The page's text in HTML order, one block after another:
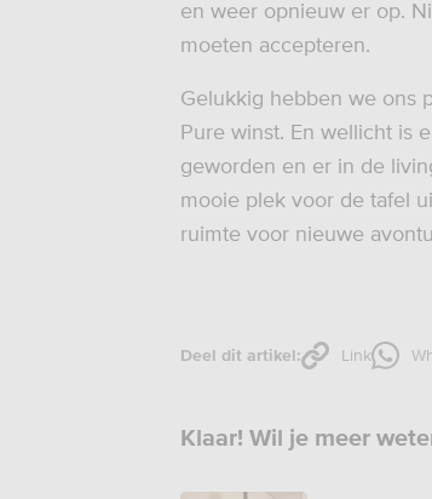
en weer opnieuw er op.
moeten accepteren.
Gelukkig hebben we ons
Pure winst. En wellicht is
geworden en er in de
mooie plek voor de tafel
ruimte voor nieuwe
Deel dit artikel: Link
Klaar! Wil je meer